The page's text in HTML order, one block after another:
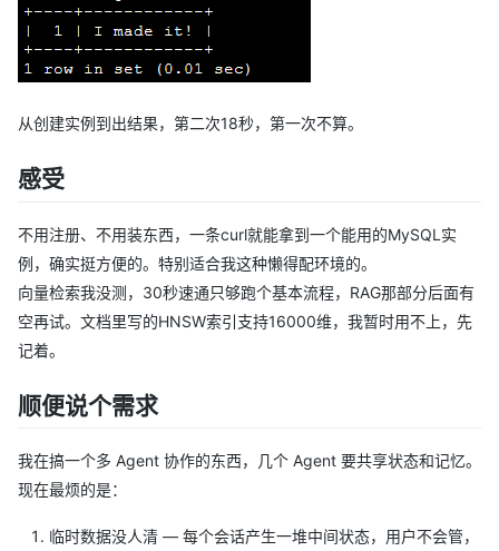
从创建实例到出结果，第二次18秒，第一次不算。
感受
不用注册、不用装东西，一条curl就能拿到一个能用的MySQL实
例，确实挺方便的。特别适合我这种懒得配环境的。
向量检索我没测，30秒速通只够跑个基本流程，RAG那部分后面有
空再试。文档里写的HNSW索引支持16000维，我暂时用不上，先
记着。
顺便说个需求
我在搞一个多 Agent 协作的东西，几个 Agent 要共享状态和记忆。
现在最烦的是：
临时数据没人清 — 每个会话产生一堆中间状态，用户不会管，